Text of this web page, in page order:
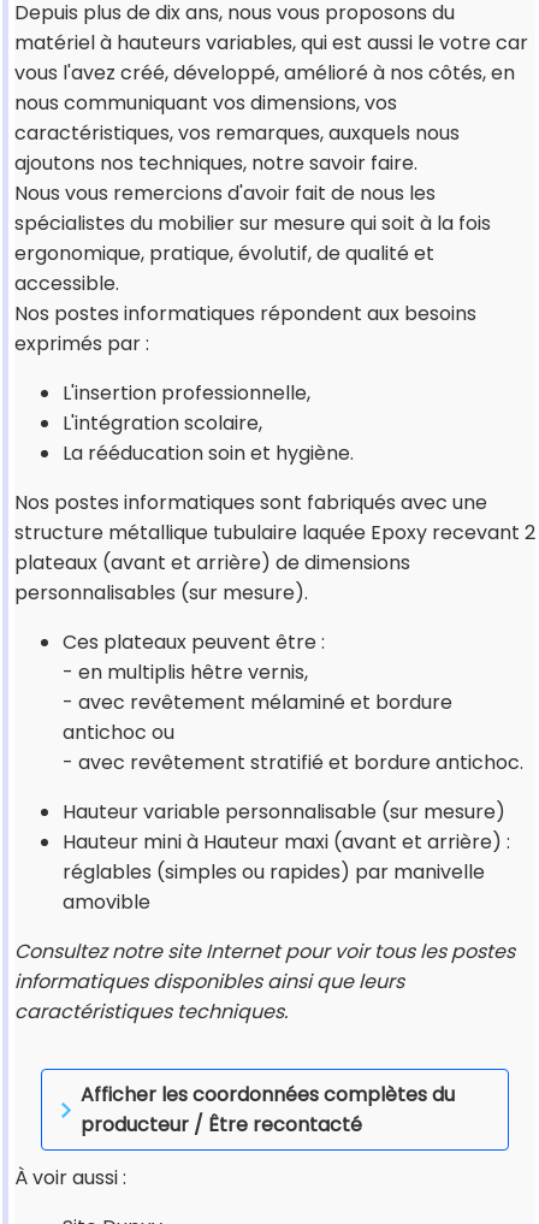
Depuis plus de dix ans, nous vous proposons du
matériel à hauteurs variables, qui est aussi le votre car
vous l'avez créé, développé, amélioré à nos côtés, en
nous communiquant vos dimensions, vos
caractéristiques, vos remarques, auxquels nous
ajoutons nos techniques, notre savoir faire.
Nous vous remercions d'avoir fait de nous les
spécialistes du mobilier sur mesure qui soit à la fois
ergonomique, pratique, évolutif, de qualité et
accessible.
Nos postes informatiques répondent aux besoins
exprimés par :
L'insertion professionnelle,
L'intégration scolaire,
La rééducation soin et hygiène.
Nos postes informatiques sont fabriqués avec une
structure métallique tubulaire laquée Epoxy recevant 2
plateaux (avant et arrière) de dimensions
personnalisables (sur mesure).
Ces plateaux peuvent être :
- en multiplis hêtre vernis,
- avec revêtement mélaminé et bordure
antichoc ou
- avec revêtement stratifié et bordure antichoc.
Hauteur variable personnalisable (sur mesure)
Hauteur mini à Hauteur maxi (avant et arrière) :
réglables (simples ou rapides) par manivelle
amovible
Consultez notre site Internet pour voir tous les postes
informatiques disponibles ainsi que leurs
caractéristiques techniques.
Afficher les coordonnées complètes du
producteur / Être recontacté
À voir aussi :